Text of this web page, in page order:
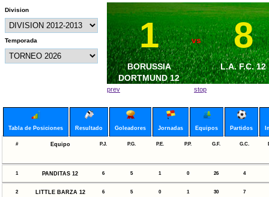
Division
Temporada 1
BORUSSIA
DORTMUND 12
vs 8
L.A. F.C. 12
3
CRUZ AZUL 12
vs 0
UNITED F.C.
prev stop
Tabla de Posiciones Resultado Goleadores Jornadas Equipos Partidos
# Equipo P.J. P.G. P.E. P.P. G.F. G.C.
1 PANDITAS 12 6 5 1 0 26 4
2 LITTLE BARZA 12 6 5 0 1 30 7